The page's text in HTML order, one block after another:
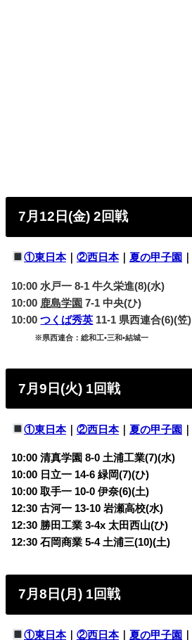
7月12日(金) 2回戦
①東日本｜ ②西日本｜ 夏の甲子園 ｜
10:00 水戸一 8-1 牛久栄進(8)(水)
10:00 鹿島学園 7-1 中央(ひ)
10:00つくば秀英 11-1 県西連合(6)(笠)
※県西連合：総和工•三和•結城一
7月9日(火) 1回戦
①東日本｜ ②西日本｜ 夏の甲子園 ｜
10:00 清真学園 8-0 土浦工業(7)(水)
10:00 日立一 14-6 緑岡(7)(ひ)
10:00 取手一 10-0 伊奈(6)(土)
12:30 古河一 13-10 岩瀬高校(水)
12:30 勝田工業 3-4x 太田西山(ひ)
12:30 石岡商業 5-4 土浦三(10)(土)
7月8日(月) 1回戦
①東日本｜ ②西日本｜ 夏の甲子園 ｜